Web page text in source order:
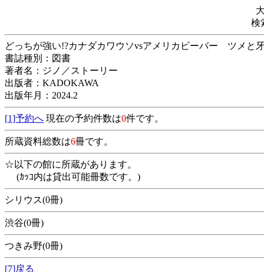
検
どっちが強い!?カナダカワウソvsアメリカビーバー ツ
書誌種別：図書
著者名：ジノ／ストーリー
出版者：KADOKAWA
出版年月：2024.2
[1]予約へ 現在の予約件数は0件です。
所蔵資料総数は6冊です。
☆以下の館に所蔵があります。
(ｶｯｺ内は貸出可能冊数です。)
シリウス(0冊)
渋谷(0冊)
つきみ野(0冊)
[7]戻る